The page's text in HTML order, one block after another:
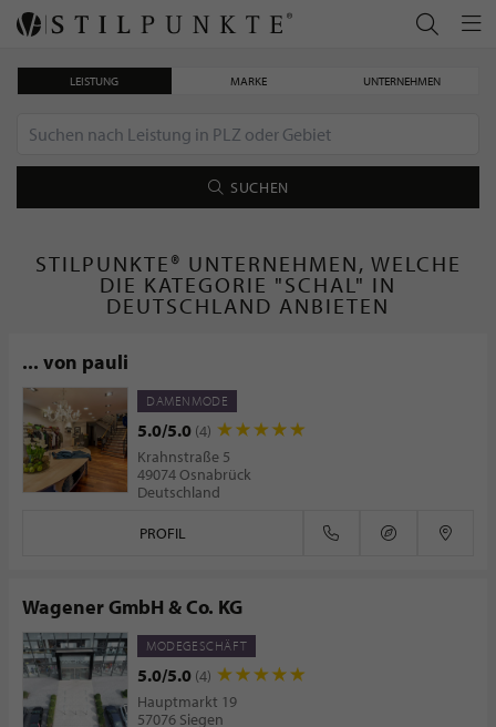
LEISTUNG MARKE UNTERNEHMEN
SUCHEN
STILPUNKTE® UNTERNEHMEN, WELCHE
DIE KATEGORIE "SCHAL" IN
DEUTSCHLAND ANBIETEN
... von pauli
DAMENMODE
5.0/5.0 (4)
Krahnstraße 5
49074 Osnabrück
Deutschland
PROFIL
Wagener GmbH & Co. KG
MODEGESCHÄFT
5.0/5.0 (4)
Hauptmarkt 19
57076 Siegen